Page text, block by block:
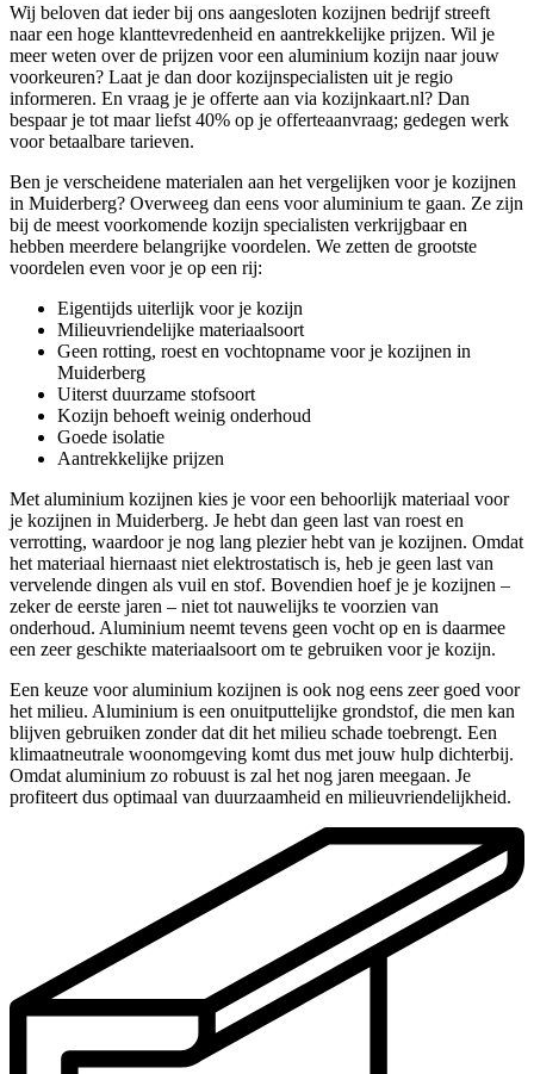
Wij beloven dat ieder bij ons aangesloten kozijnen bedrijf streeft
naar een hoge klanttevredenheid en aantrekkelijke prijzen. Wil je
meer weten over de prijzen voor een aluminium kozijn naar jouw
voorkeuren? Laat je dan door kozijnspecialisten uit je regio
informeren. En vraag je je offerte aan via kozijnkaart.nl? Dan
bespaar je tot maar liefst 40% op je offerteaanvraag; gedegen werk
voor betaalbare tarieven.
Ben je verscheidene materialen aan het vergelijken voor je kozijnen
in Muiderberg? Overweeg dan eens voor aluminium te gaan. Ze zijn
bij de meest voorkomende kozijn specialisten verkrijgbaar en
hebben meerdere belangrijke voordelen. We zetten de grootste
voordelen even voor je op een rij:
Eigentijds uiterlijk voor je kozijn
Milieuvriendelijke materiaalsoort
Geen rotting, roest en vochtopname voor je kozijnen in
Muiderberg
Uiterst duurzame stofsoort
Kozijn behoeft weinig onderhoud
Goede isolatie
Aantrekkelijke prijzen
Met aluminium kozijnen kies je voor een behoorlijk materiaal voor
je kozijnen in Muiderberg. Je hebt dan geen last van roest en
verrotting, waardoor je nog lang plezier hebt van je kozijnen. Omdat
het materiaal hiernaast niet elektrostatisch is, heb je geen last van
vervelende dingen als vuil en stof. Bovendien hoef je je kozijnen –
zeker de eerste jaren – niet tot nauwelijks te voorzien van
onderhoud. Aluminium neemt tevens geen vocht op en is daarmee
een zeer geschikte materiaalsoort om te gebruiken voor je kozijn.
Een keuze voor aluminium kozijnen is ook nog eens zeer goed voor
het milieu. Aluminium is een onuitputtelijke grondstof, die men kan
blijven gebruiken zonder dat dit het milieu schade toebrengt. Een
klimaatneutrale woonomgeving komt dus met jouw hulp dichterbij.
Omdat aluminium zo robuust is zal het nog jaren meegaan. Je
profiteert dus optimaal van duurzaamheid en milieuvriendelijkheid.